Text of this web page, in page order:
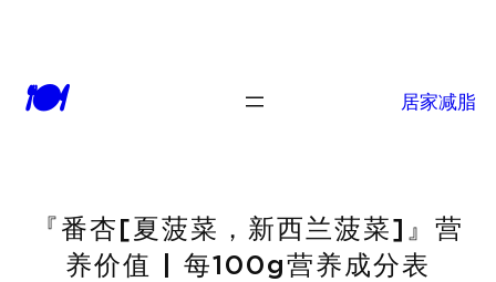
🍽 居家减脂
『番杏[夏菠菜，新西兰菠菜]』营
养价值 | 每100g营养成分表